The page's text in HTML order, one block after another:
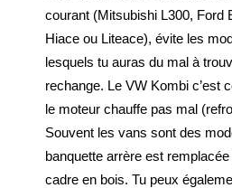
courant (Mitsubishi L300, Ford
Hiace ou Liteace), évite les
lesquels tu auras du mal à
rechange. Le VW Kombi c’est
le moteur chauffe pas mal
Souvent les vans sont des
banquette arrère est
cadre en bois. Tu peux